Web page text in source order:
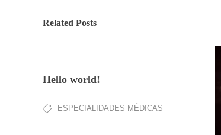
Related Posts
Hello world!
ESPECIALIDADES MÉDICAS